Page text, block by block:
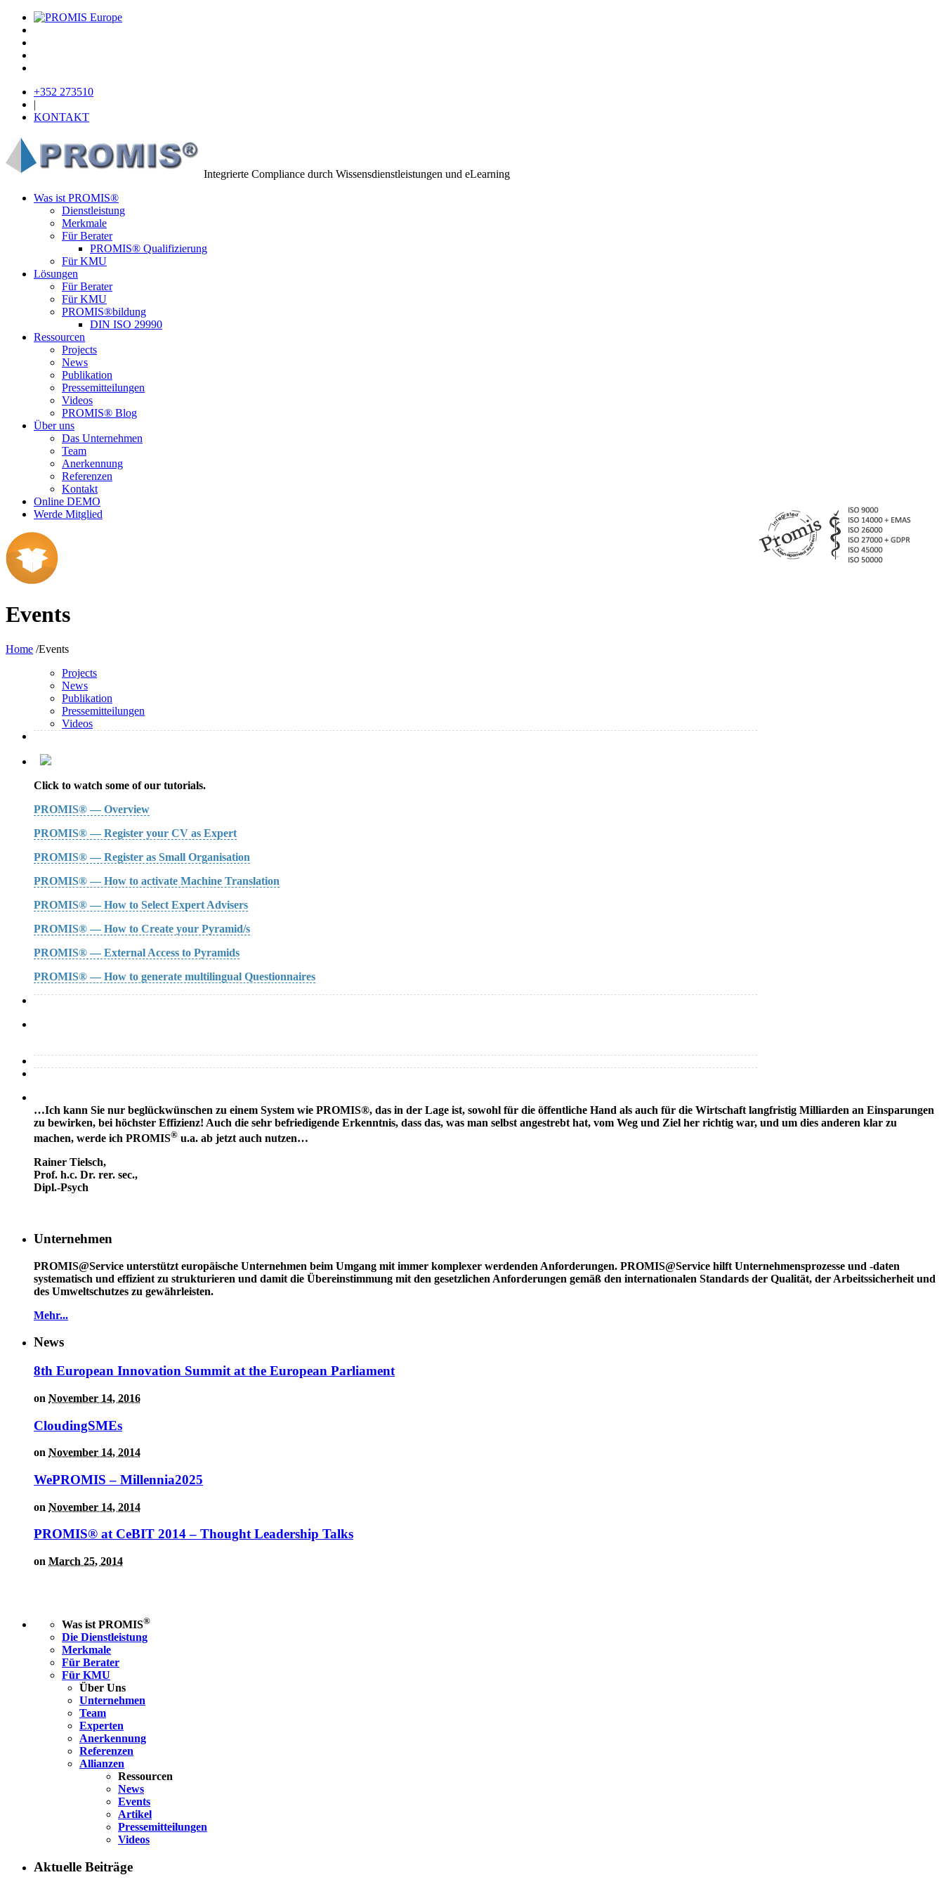
+352 273510
|
KONTAKT
Integrierte Compliance durch Wissensdienstleistungen und eLearning
Was ist PROMIS®
Dienstleistung
Merkmale
Für Berater
PROMIS® Qualifizierung
Für KMU
Lösungen
Für Berater
Für KMU
PROMIS®bildung
DIN ISO 29990
Ressourcen
Projects
News
Publikation
Pressemitteilungen
Videos
PROMIS® Blog
Über uns
Das Unternehmen
Team
Anerkennung
Referenzen
Kontakt
Online DEMO
Werde Mitglied
Events
Home /Events
Projects
News
Publikation
Pressemitteilungen
Videos
Click to watch some of our tutorials.
PROMIS® — Overview
PROMIS® — Register your CV as Expert
PROMIS® — Register as Small Organisation
PROMIS® — How to activate Machine Translation
PROMIS® — How to Select Expert Advisers
PROMIS® — How to Create your Pyramid/s
PROMIS® — External Access to Pyramids
PROMIS® — How to generate multilingual Questionnaires
…Ich kann Sie nur beglückwünschen zu einem System wie PROMIS®, das in der Lage ist, sowohl für die öffentliche Hand als auch für die Wirtschaft langfristig Milliarden an Einsparungen
zu bewirken, bei höchster Effizienz! Auch die sehr befriedigende Erkenntnis, dass das, was man selbst angestrebt hat, vom Weg und Ziel her richtig war, und um dies anderen klar zu
machen, werde ich PROMIS® u.a. ab jetzt auch nutzen…
Rainer Tielsch,
Prof. h.c. Dr. rer. sec.,
Dipl.-Psych
Unternehmen
PROMIS@Service unterstützt europäische Unternehmen beim Umgang mit immer komplexer werdenden Anforderungen. PROMIS@Service hilft Unternehmensprozesse und -daten
systematisch und effizient zu strukturieren und damit die Übereinstimmung mit den gesetzlichen Anforderungen gemäß den internationalen Standards der Qualität, der Arbeitssicherheit und
des Umweltschutzes zu gewährleisten.
Mehr...
News
8th European Innovation Summit at the European Parliament
on November 14, 2016
CloudingSMEs
on November 14, 2014
WePROMIS – Millennia2025
on November 14, 2014
PROMIS® at CeBIT 2014 – Thought Leadership Talks
on March 25, 2014
Was ist PROMIS®
Die Dienstleistung
Merkmale
Für Berater
Für KMU
Über Uns
Unternehmen
Team
Experten
Anerkennung
Referenzen
Allianzen
Ressourcen
News
Events
Artikel
Pressemitteilungen
Videos
Aktuelle Beiträge